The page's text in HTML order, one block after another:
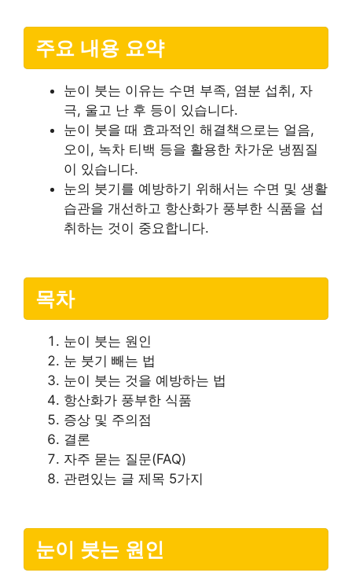
주요 내용 요약
눈이 붓는 이유는 수면 부족, 염분 섭취, 자
극, 울고 난 후 등이 있습니다.
눈이 붓을 때 효과적인 해결책으로는 얼음,
오이, 녹차 티백 등을 활용한 차가운 냉찜질
이 있습니다.
눈의 붓기를 예방하기 위해서는 수면 및 생활
습관을 개선하고 항산화가 풍부한 식품을 섭
취하는 것이 중요합니다.
목차
눈이 붓는 원인
눈 붓기 빼는 법
눈이 붓는 것을 예방하는 법
항산화가 풍부한 식품
증상 및 주의점
결론
자주 묻는 질문(FAQ)
관련있는 글 제목 5가지
눈이 붓는 원인